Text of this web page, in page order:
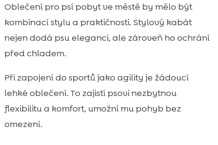
Oblečení pro psí pobyt ve městě by mělo být
kombinací stylu a praktičnosti. Stylový kabát
nejen dodá psu eleganci, ale zároveň ho ochrání
před chladem.
Při zapojení do sportů jako agility je žádoucí
lehké oblečení. To zajistí psovi nezbytnou
flexibilitu a komfort, umožní mu pohyb bez
omezení.